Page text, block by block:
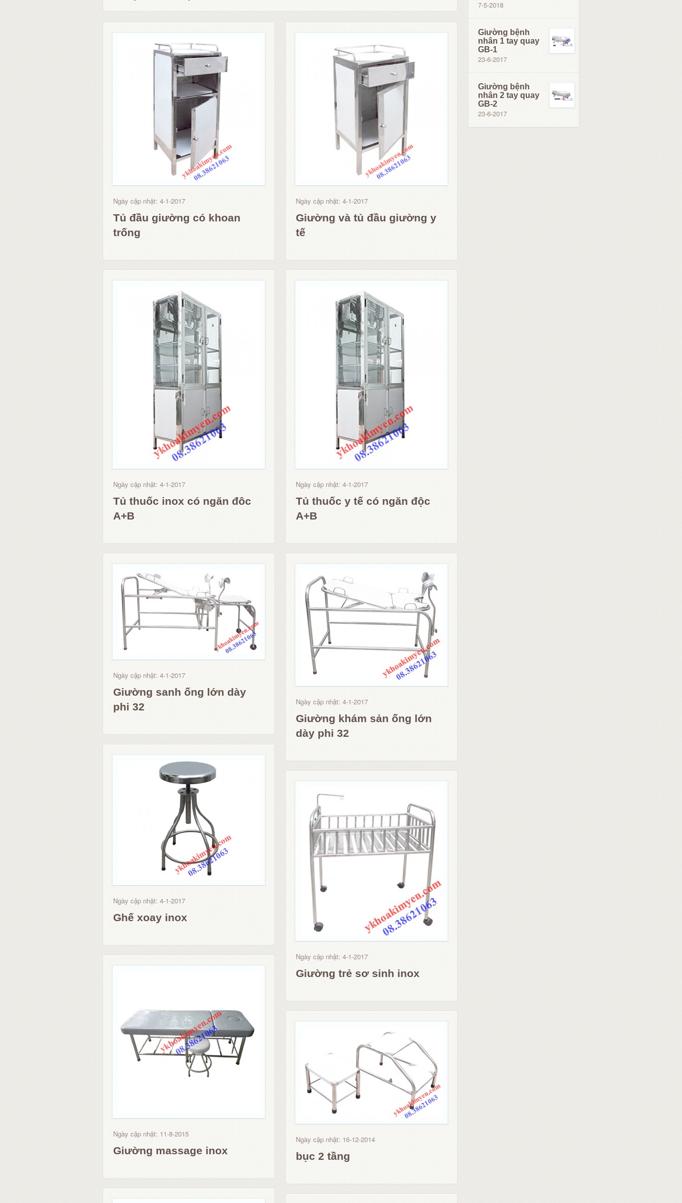
Ngày cập nhật: 4-1-2017
Tủ đầu giường có khoan
trống
Ngày cập nhật: 4-1-2017
Giường và tủ đầu giường y
tế
Ngày cập nhật: 4-1-2017
Tủ thuốc inox có ngăn đôc
A+B
Ngày cập nhật: 4-1-2017
Tủ thuốc y tế có ngăn độc
A+B
Ngày cập nhật: 4-1-2017
Giường sanh ống lớn dày
phi 32
Ngày cập nhật: 4-1-2017
Giường khám sản ống lớn
dày phi 32
Ngày cập nhật: 4-1-2017
Ghế xoay inox
Ngày cập nhật: 4-1-2017
Giường trẻ sơ sinh inox
Ngày cập nhật: 11-8-2015
Giường massage inox
Ngày cập nhật: 16-12-2014
bục 2 tầng
7-5-2018
Giường bệnh
nhân 1 tay quay
GB-1
23-6-2017
Giường bệnh
nhân 2 tay quay
GB-2
23-6-2017